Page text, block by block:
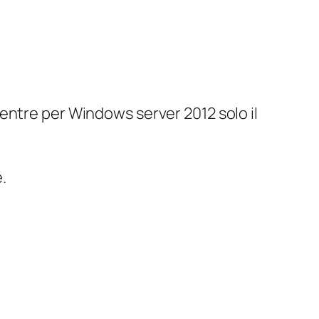
per Windows server 2012 solo il